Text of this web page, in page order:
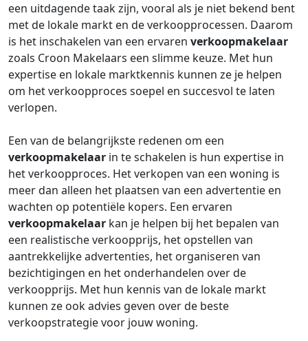
een uitdagende taak zijn, vooral als je niet bekend bent
met de lokale markt en de verkoopprocessen. Daarom
is het inschakelen van een ervaren verkoopmakelaar
zoals Croon Makelaars een slimme keuze. Met hun
expertise en lokale marktkennis kunnen ze je helpen
om het verkoopproces soepel en succesvol te laten
verlopen.
Een van de belangrijkste redenen om een
verkoopmakelaar in te schakelen is hun expertise in
het verkoopproces. Het verkopen van een woning is
meer dan alleen het plaatsen van een advertentie en
wachten op potentiële kopers. Een ervaren
verkoopmakelaar kan je helpen bij het bepalen van
een realistische verkoopprijs, het opstellen van
aantrekkelijke advertenties, het organiseren van
bezichtigingen en het onderhandelen over de
verkoopprijs. Met hun kennis van de lokale markt
kunnen ze ook advies geven over de beste
verkoopstrategie voor jouw woning.